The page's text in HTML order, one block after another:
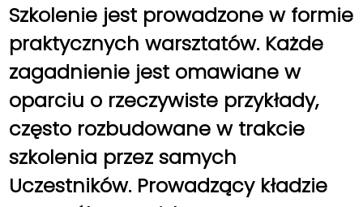
Szkolenie jest prowadzone w formie
praktycznych warsztatów. Każde
zagadnienie jest omawiane w
oparciu o rzeczywiste przykłady,
często rozbudowane w trakcie
szkolenia przez samych
Uczestników. Prowadzący kładzie